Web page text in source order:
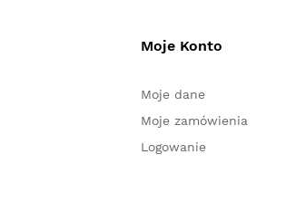
Moje Konto
Moje dane
Moje zamówienia
Logowanie